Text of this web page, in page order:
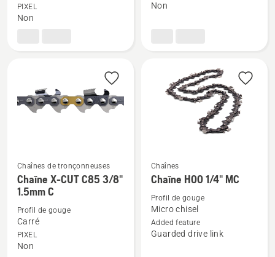
sur
Chaîne
1.3mm
PIXEL
Non
surNon
Voir
plus
de
détails
sur
Chaîne
Chaînes de tronçonneuses
Chaîne X-CUT C85 3/8"
1.5mm C
Profil de gouge
Carré
PIXEL
Non
Voir
de
détails
sur
Chaînes
Chaîne H00 1/4" MC
Profil de gouge
Micro chisel
Added feature
Guarded drive link